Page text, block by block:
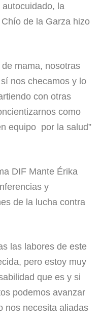
la
de la Garza hizo
mama, nosotras
nos checamos y lo
con otras
como
equipo por la salud”
DIF Mante Érika
y
de la lucha contra
las labores de este
pero estoy muy
que es y si
podemos avanzar
nos necesita aliadas